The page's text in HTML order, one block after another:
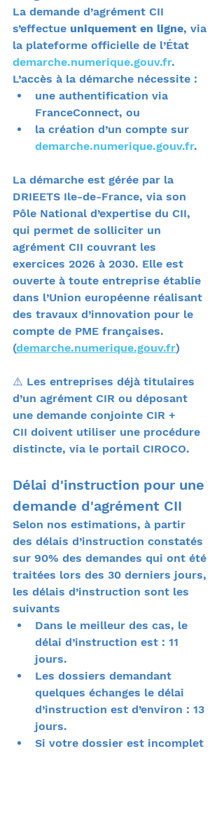
La demande d’agrément CII
s’effectue uniquement en ligne, via
la plateforme officielle de l’État
demarche.numerique.gouv.fr.
L’accès à la démarche nécessite :
une authentification via
FranceConnect, ou
la création d’un compte sur
demarche.numerique.gouv.fr.
La démarche est gérée par la
DRIEETS Ile-de-France, via son
Pôle National d’expertise du CII,
qui permet de solliciter un
agrément CII couvrant les
exercices 2026 à 2030. Elle est
ouverte à toute entreprise établie
dans l’Union européenne réalisant
des travaux d’innovation pour le
compte de PME françaises.
(demarche.numerique.gouv.fr)
⚠️ Les entreprises déjà titulaires
d’un agrément CIR ou déposant
une demande conjointe CIR +
CII doivent utiliser une procédure
distincte, via le portail CIROCO.
Délai d'instruction pour une
demande d'agrément CII
Selon nos estimations, à partir
des délais d’instruction constatés
sur 90% des demandes qui ont été
traitées lors des 30 derniers jours,
les délais d’instruction sont les
suivants
Dans le meilleur des cas, le
délai d’instruction est : 11
jours.
Les dossiers demandant
quelques échanges le délai
d’instruction est d’environ : 13
jours.
Si votre dossier est incomplet